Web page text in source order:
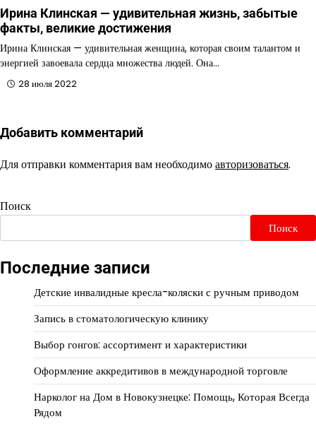
Ирина Клинская — удивительная жизнь, забытые
факты, великие достижения
Ирина Клинская — удивительная женщина, которая своим талантом и
энергией завоевала сердца множества людей. Она…
28 июля 2022
Добавить комментарий
Для отправки комментария вам необходимоавторизоваться.
Поиск
Поиск
Последние записи
Детские инвалидные кресла-коляски с ручным приводом
Запись в стоматологическую клинику
Выбор гонгов: ассортимент и характеристики
Оформление аккредитивов в международной торговле
Нарколог на Дом в Новокузнецке: Помощь, Которая Всегда
Рядом